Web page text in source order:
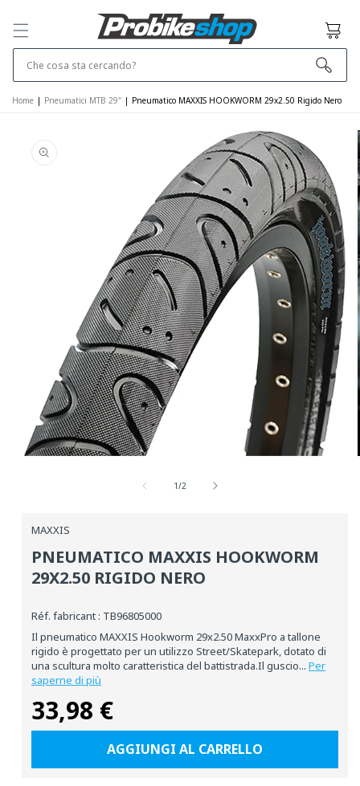
CONTENUTO
Che cosa sta cercando?
Cestino
Home | Pneumatici MTB 29" | Pneumatico MAXXIS HOOKWORM 29x2.50 Rigido Nero
PRODOTTO
modale
1/su2
MAXXIS
PNEUMATICO MAXXIS HOOKWORM
29X2.50 RIGIDO NERO
Réf. fabricant : TB96805000
Il pneumatico MAXXIS Hookworm 29x2.50 MaxxPro a tallone
rigido è progettato per un utilizzo Street/Skatepark, dotato di
una scultura molto caratteristica del battistrada.Il guscio... Per
saperne di più
Prezzo
normale
33,98 €
AGGIUNGI AL CARRELLO